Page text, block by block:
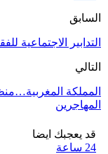
Share
السابق
التدابير الاجتماعية
التالي
المملكة
المهاجرين
قد يعجبك ايضا
24 ساعة